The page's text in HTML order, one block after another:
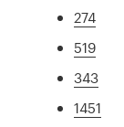
274
519
343
1451